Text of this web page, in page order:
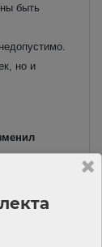
быть
но и
также
в правила